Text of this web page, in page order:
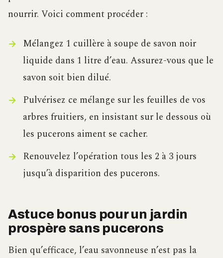
nourrir. Voici comment procéder :
Mélangez 1 cuillère à soupe de savon noir
liquide dans 1 litre d’eau. Assurez-vous que le
savon soit bien dilué.
Pulvérisez ce mélange sur les feuilles de vos
arbres fruitiers, en insistant sur le dessous où
les pucerons aiment se cacher.
Renouvelez l’opération tous les 2 à 3 jours
jusqu’à disparition des pucerons.
Astuce bonus pour un jardin
prospère sans pucerons
Bien qu’efficace, l’eau savonneuse n’est pas la